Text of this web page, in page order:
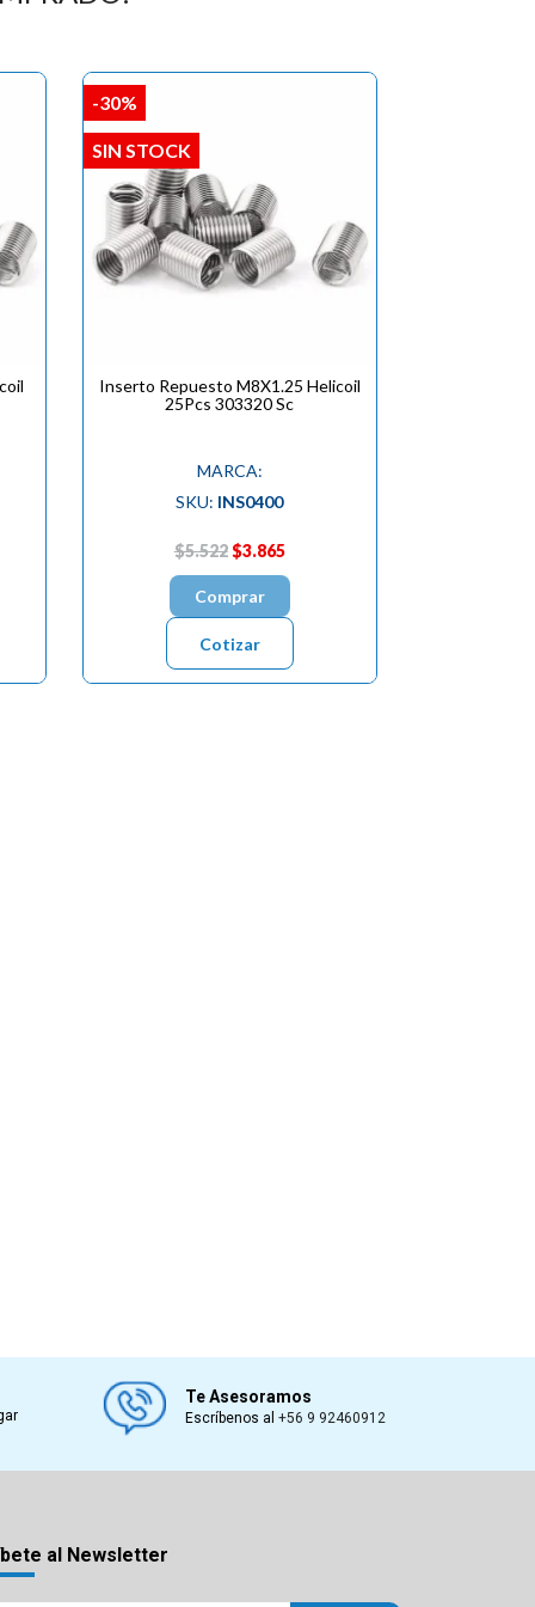
Inserto Repuesto M8X1.25 Helicoil
25Pcs 303320 Sc
MARCA:
SKU: INS0400
$5.522$3.865
Comprar
Cotizar
-30%
SIN STOCK
Te Asesoramos
Escríbenos al+56 9 92460912
al Newsletter